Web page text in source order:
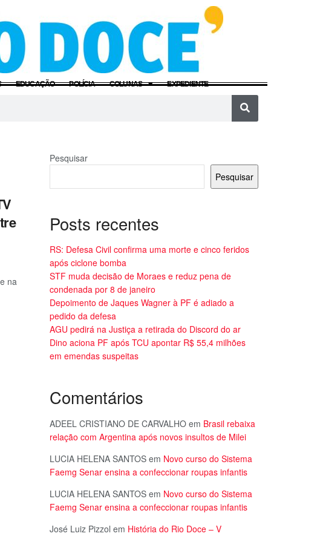
EDUCAÇÃO POLÍCIA COLUNAS EXPEDIENTE
na
Pesquisar
Pesquisar
Posts recentes
RS: Defesa Civil confirma uma morte e cinco feridos
após ciclone bomba
STF muda decisão de Moraes e reduz pena de
condenada por 8 de janeiro
Depoimento de Jaques Wagner à PF é adiado a
pedido da defesa
AGU pedirá na Justiça a retirada do Discord do ar
Dino aciona PF após TCU apontar R$ 55,4 milhões
em emendas suspeitas
Comentários
ADEEL CRISTIANO DE CARVALHO em Brasil rebaixa
relação com Argentina após novos insultos de Milei
LUCIA HELENA SANTOS em Novo curso do Sistema
Faemg Senar ensina a confeccionar roupas infantis
LUCIA HELENA SANTOS em Novo curso do Sistema
Faemg Senar ensina a confeccionar roupas infantis
José Luiz Pizzol em História do Rio Doce – V